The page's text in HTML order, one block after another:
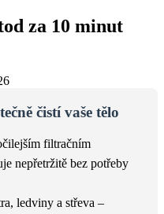
za 10 minut
čistí vaše tělo
filtračním
nepřetržitě bez potřeby
ledviny a střeva –